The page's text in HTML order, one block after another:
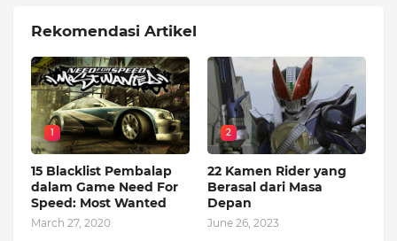
Rekomendasi Artikel
1
15 Blacklist Pembalap
dalam Game Need For
Speed: Most Wanted
March 27, 2020
2
22 Kamen Rider yang
Berasal dari Masa
Depan
June 26, 2023